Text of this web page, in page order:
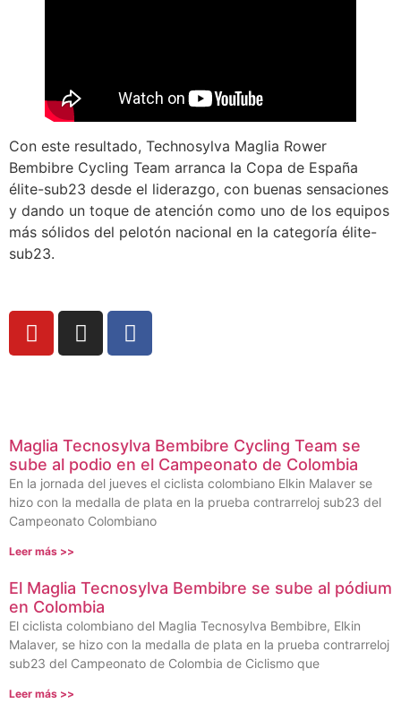
Con este resultado, Technosylva Maglia Rower
Bembibre Cycling Team arranca la Copa de España
élite-sub23 desde el liderazgo, con buenas sensaciones
y dando un toque de atención como uno de los equipos
más sólidos del pelotón nacional en la categoría élite-
sub23.
Maglia Tecnosylva Bembibre Cycling Team se
sube al podio en el Campeonato de Colombia
En la jornada del jueves el ciclista colombiano Elkin Malaver se
hizo con la medalla de plata en la prueba contrarreloj sub23 del
Campeonato Colombiano
Leer más >>
El Maglia Tecnosylva Bembibre se sube al pódium
en Colombia
El ciclista colombiano del Maglia Tecnosylva Bembibre, Elkin
Malaver, se hizo con la medalla de plata en la prueba contrarreloj
sub23 del Campeonato de Colombia de Ciclismo que
Leer más >>